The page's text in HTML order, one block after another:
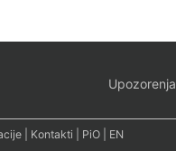
Upozorenja
Kontakti PiO EN